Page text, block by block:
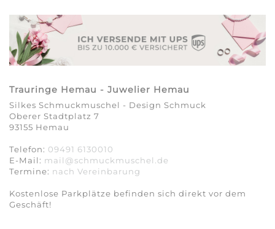
Trauringe Hemau - Juwelier Hemau
Silkes Schmuckmuschel - Design Schmuck
Oberer Stadtplatz 7
93155 Hemau
Telefon: 09491 6130010
E-Mail: mail@schmuckmuschel.de
Termine: nach Vereinbarung​​​​​​​
Kostenlose Parkplätze befinden sich direkt vor dem
Geschäft!